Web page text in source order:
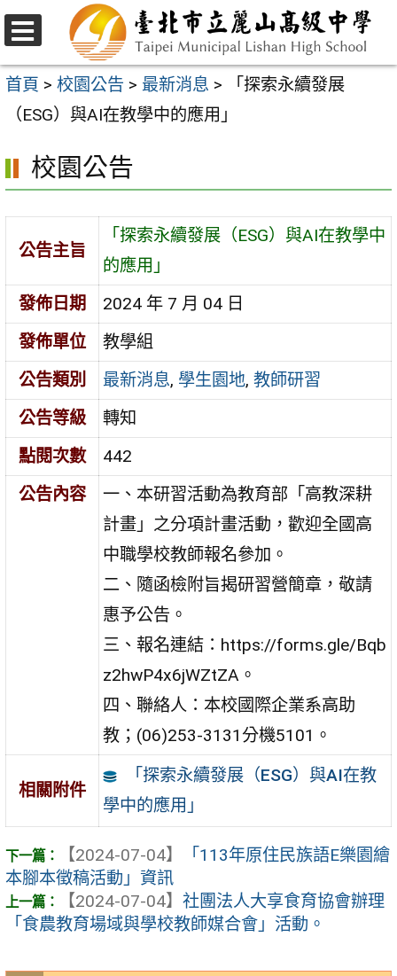
跳
至
主
容
區
選
單
首頁 > 校園公告 > 最新消息 >
「探索永續發展
（ESG）與AI在教學中的應用」
校園公告
公告主旨
「探索永續發展（ESG）與AI在教學中
的應用」
發佈日期
2024 年 7 月 04 日
發佈單位
教學組
公告類別
最新消息, 學生園地,教師研習
公告等級
轉知
點閱次數
442
公告內容
一、本研習活動為教育部「高教深耕
計畫」之分項計畫活動，歡迎全國高
中職學校教師報名參加。
二、隨函檢附旨揭研習營簡章，敬請
惠予公告。
三、報名連結：https://forms.gle/Bqb
z2hwP4x6jWZtZA。
四、聯絡人：本校國際企業系高助
教；(06)253-3131分機5101。
相關附件
「探索永續發展（ESG）與AI在教
學中的應用」
【2024-07-04】
「113年原住民族語E樂園繪
本腳本徵稿活動」資訊
【2024-07-04】 社團法人大享食育協會辦理
「食農教育場域與學校教師媒合會」活動。